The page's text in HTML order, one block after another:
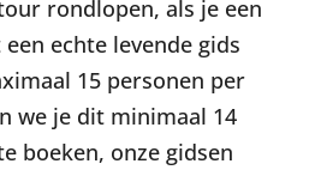
rondlopen, als je een
echte levende gids
15 personen per
we je dit minimaal 14
boeken, onze gidsen